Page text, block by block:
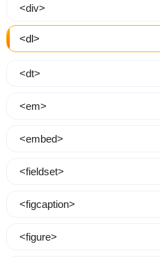
<div>
<dl>
<dt>
<em>
<embed>
<fieldset>
<figcaption>
<figure>